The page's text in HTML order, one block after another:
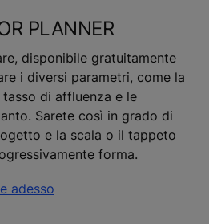
PLANNER
disponibile gratuitamente
i diversi parametri, come la
di affluenza e le
Sarete così in grado di
e la scala o il tappeto
forma.
adesso